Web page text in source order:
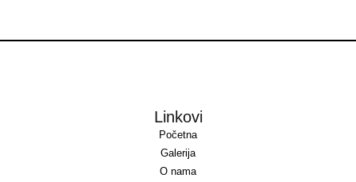
Linkovi
Početna
Galerija
O nama